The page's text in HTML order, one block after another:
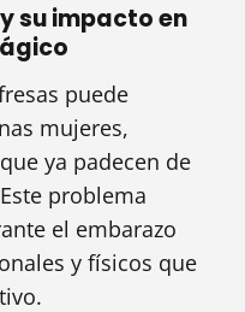
su impacto en
puede
mujeres,
ya padecen de
problema
el embarazo
y físicos que